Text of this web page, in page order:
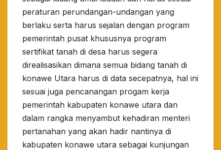
peraturan perundangan-undangan yang
berlaku serta harus sejalan dengan program
pemerintah pusat khususnya program
sertifikat tanah di desa harus segera
direalisasikan dimana semua bidang tanah di
konawe Utara harus di data secepatnya, hal ini
sesuai juga pencanangan progam kerja
pemerintah kabupaten konawe utara dan
dalam rangka menyambut kehadiran menteri
pertanahan yang akan hadir nantinya di
kabupaten konawe utara sebagai kunjungan